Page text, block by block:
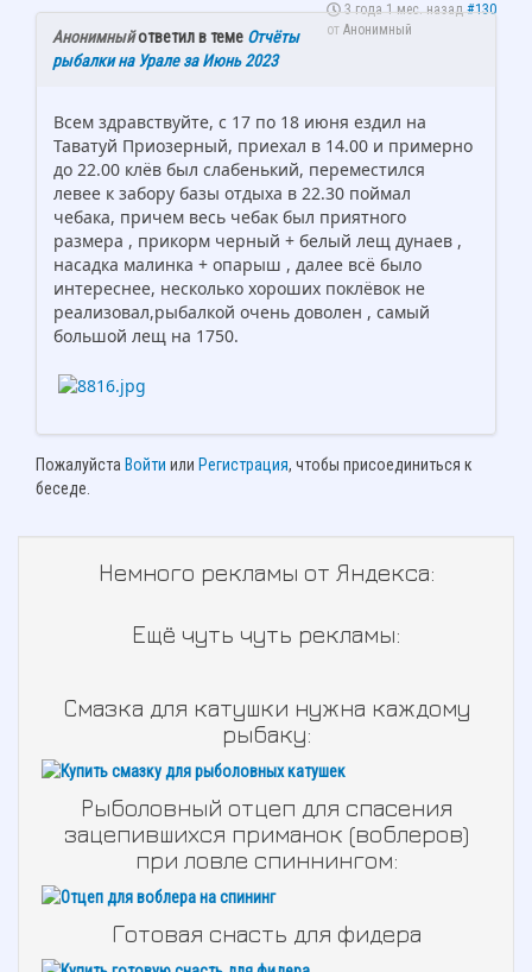
3 года 1 мес. назад #130
отАнонимный
Анонимныйответил в теме Отчёты
рыбалки на Урале за Июнь 2023
Всем здравствуйте, с 17 по 18 июня ездил на
Таватуй Приозерный, приехал в 14.00 и примерно
до 22.00 клёв был слабенький, переместился
левее к забору базы отдыха в 22.30 поймал
чебака, причем весь чебак был приятного
размера , прикорм черный + белый лещ дунаев ,
насадка малинка + опарыш , далее всё было
интереснее, несколько хороших поклёвок не
реализовал,рыбалкой очень доволен , самый
большой лещ на 1750.
Пожалуйста Войти или Регистрация, чтобы присоединиться к
беседе.
Немного рекламы от Яндекса:
Ещё чуть чуть рекламы:
Смазка для катушки нужна каждому
рыбаку:
Рыболовный отцеп для спасения
зацепившихся приманок (воблеров)
при ловле спиннингом:
Готовая снасть для фидера